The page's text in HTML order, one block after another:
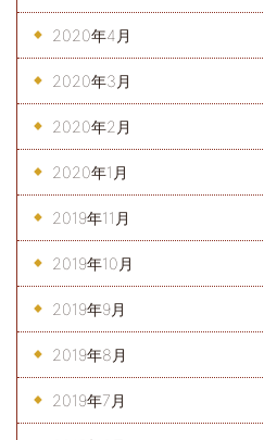
2020年4月
2020年3月
2020年2月
2020年1月
2019年11月
2019年10月
2019年9月
2019年8月
2019年7月